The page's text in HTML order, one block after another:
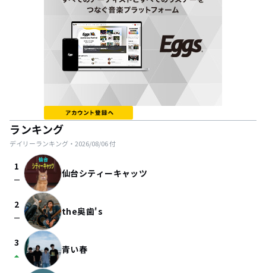
ランキング
デイリーランキング・ 2026/08/06付
1
check_indeterminate_small 仙台シティーキャッツ
2
check_indeterminate_small the奥歯's
3
arrow_drop_up 青い春